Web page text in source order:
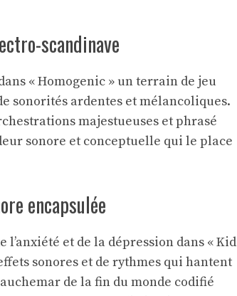
scandinave
« Homogenic » un terrain de jeu
sonorités ardentes et mélancoliques.
majestueuses et phrasé
sonore et conceptuelle qui le place
encapsulée
l’anxiété et de la dépression dans « Kid
sonores et de rythmes qui hantent
de la fin du monde codifié